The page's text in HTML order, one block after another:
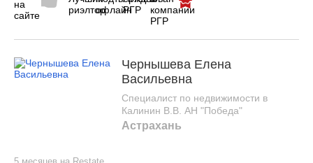
Чернышева Елена
Васильевна
Специалист по недвижимости в
Калинин В.В. АН "Победа"
Астрахань